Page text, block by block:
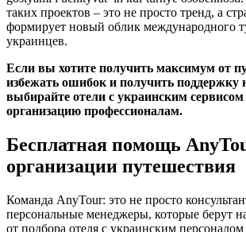
таких проектов – это не просто тренд, а
формирует новый облик международного
украинцев.
Если вы хотите получить максимум от
избежать ошибок и получить поддержку
выбирайте отели с украинским сервисом
организацию профессионалам.
Бесплатная помощь
организации путешествия
Команда AnyTour: это не просто
персональные менеджеры, которые берут
от подбора отеля с украинским